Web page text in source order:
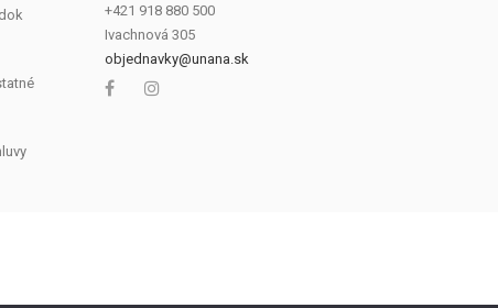
+421 918 880 500
Ivachnová 305
objednavky@unana.sk